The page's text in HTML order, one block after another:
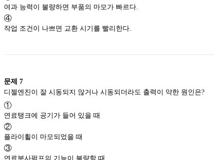
여과 능력이 불량하면 부품의 마모가 빠르다.
④
작업 조건이 나쁘면 교환 시기를 빨리한다.
문제 7
디젤엔진이 잘 시동되지 않거나 시동되더라도 출력이 약한 원인은?
①
연료탱크에 공기가 들어 있을 때
②
플라이휠이 마모되었을 때
③
연료분사펌프의 기능이 불량할 때